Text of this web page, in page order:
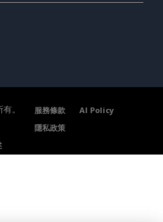
。 服務條款
AI Policy
隱私政策